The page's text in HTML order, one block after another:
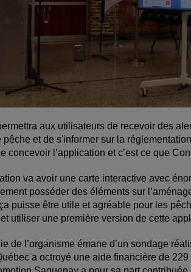
aux utilisateurs de recevoir des
pêche et de s'informer sur la
concevoir l’application et c’est ce que
va avoir une carte interactive avec
posséder des éléments sur
puisse être utile et agréable pour les
utiliser une première version de cette
de l’organisme émane d’un sondage
a octroyé une aide financière de